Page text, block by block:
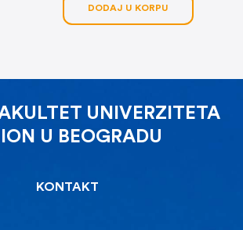
DODAJ U KORPU
UNIVERZITETA
U BEOGRADU
KONTAKT